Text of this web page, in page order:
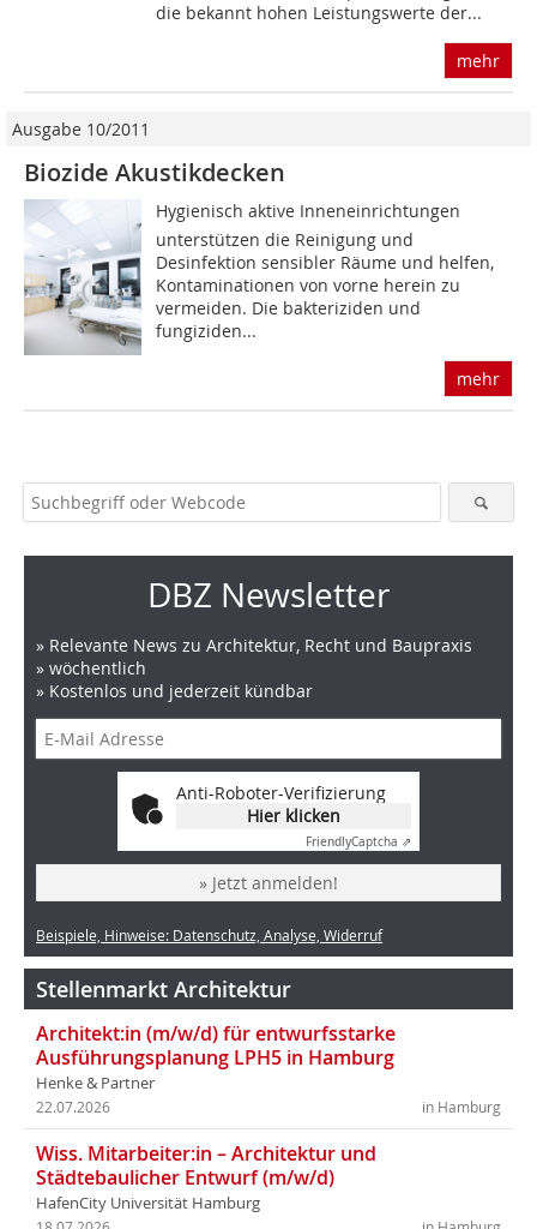
die bekannt hohen Leistungswerte der...
mehr
Ausgabe 10/2011
Biozide Akustikdecken
Hygienisch aktive Inneneinrichtungen
unterstützen die Reinigung und
Desinfektion sensibler Räume und helfen,
Kontaminationen von vorne herein zu
vermeiden. Die bakteriziden und
fungiziden...
mehr
DBZ Newsletter
» Relevante News zu Architektur, Recht und Baupraxis
» wöchentlich
» Kostenlos und jederzeit kündbar
Anti-Roboter-Verifizierung
Hier klicken
FriendlyCaptcha ⇗
» Jetzt anmelden!
Beispiele, Hinweise: Datenschutz, Analyse, Widerruf
Stellenmarkt Architektur
Architekt:in (m/w/d) für entwurfsstarke
Ausführungsplanung LPH5 in Hamburg
Henke & Partner
in Hamburg
22.07.2026
Wiss. Mitarbeiter:in – Architektur und
Städtebaulicher Entwurf (m/w/d)
HafenCity Universität Hamburg